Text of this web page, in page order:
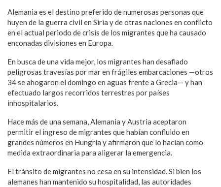
Alemania es el destino preferido de numerosas personas que
huyen de la guerra civil en Siria y de otras naciones en conflicto
en el actual periodo de crisis de los migrantes que ha causado
enconadas divisiones en Europa.
En busca de una vida mejor, los migrantes han desafiado
peligrosas travesías por mar en frágiles embarcaciones —otros
34 se ahogaron el domingo en aguas frente a Grecia— y han
efectuado largos recorridos terrestres por países
inhospitalarios.
Hace más de una semana, Alemania y Austria aceptaron
permitir el ingreso de migrantes que habían confluido en
grandes números en Hungría y afirmaron que lo hacían como
medida extraordinaria para aligerar la emergencia.
El tránsito de migrantes no cesa en su intensidad. Si bien los
alemanes han mantenido su hospitalidad, las autoridades